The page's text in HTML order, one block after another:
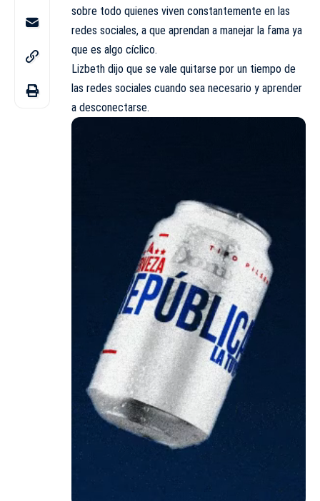
sobre todo quienes viven constantemente en las
redes sociales, a que aprendan a manejar la fama ya
que es algo cíclico.
Lizbeth dijo que se vale quitarse por un tiempo de
las redes sociales cuando sea necesario y aprender
a desconectarse.